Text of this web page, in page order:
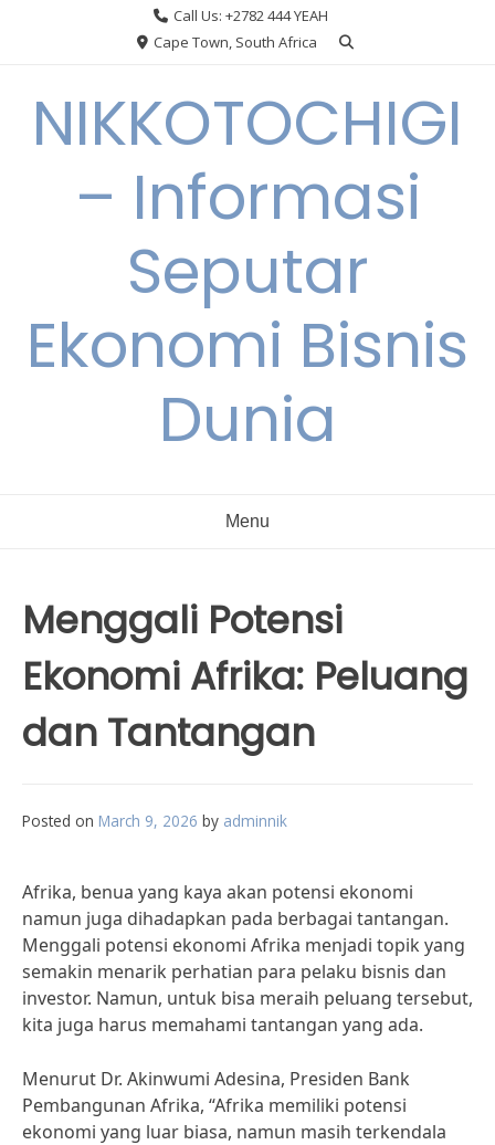
Call Us: +2782 444 YEAH
Cape Town, South Africa
NIKKOTOCHIGI
– Informasi
Seputar
Ekonomi Bisnis
Dunia
Menu
Menggali Potensi
Ekonomi Afrika: Peluang
dan Tantangan
Posted on March 9, 2026 by adminnik
Afrika, benua yang kaya akan potensi ekonomi
namun juga dihadapkan pada berbagai tantangan.
Menggali potensi ekonomi Afrika menjadi topik yang
semakin menarik perhatian para pelaku bisnis dan
investor. Namun, untuk bisa meraih peluang tersebut,
kita juga harus memahami tantangan yang ada.
Menurut Dr. Akinwumi Adesina, Presiden Bank
Pembangunan Afrika, “Afrika memiliki potensi
ekonomi yang luar biasa, namun masih terkendala